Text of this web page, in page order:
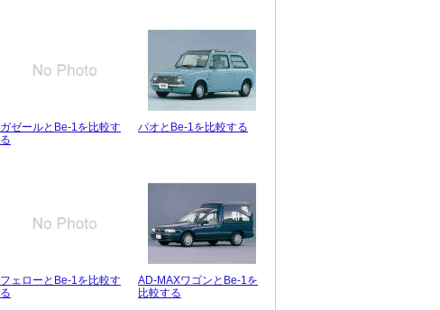
ガゼールとBe-1を比較す
る
パオとBe-1を比較する
フェローとBe-1を比較す
る
AD-MAXワゴンとBe-1を
比較する